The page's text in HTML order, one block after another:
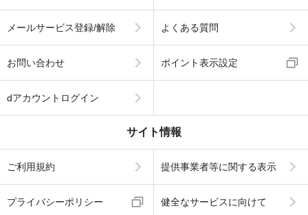
メールサービス登録/解除 よくある質問
お問い合わせ ポイント表示設定
dアカウントログイン
サイト情報
ご利用規約 提供事業者等に関する表示
プライバシーポリシー 健全なサービスに向けて